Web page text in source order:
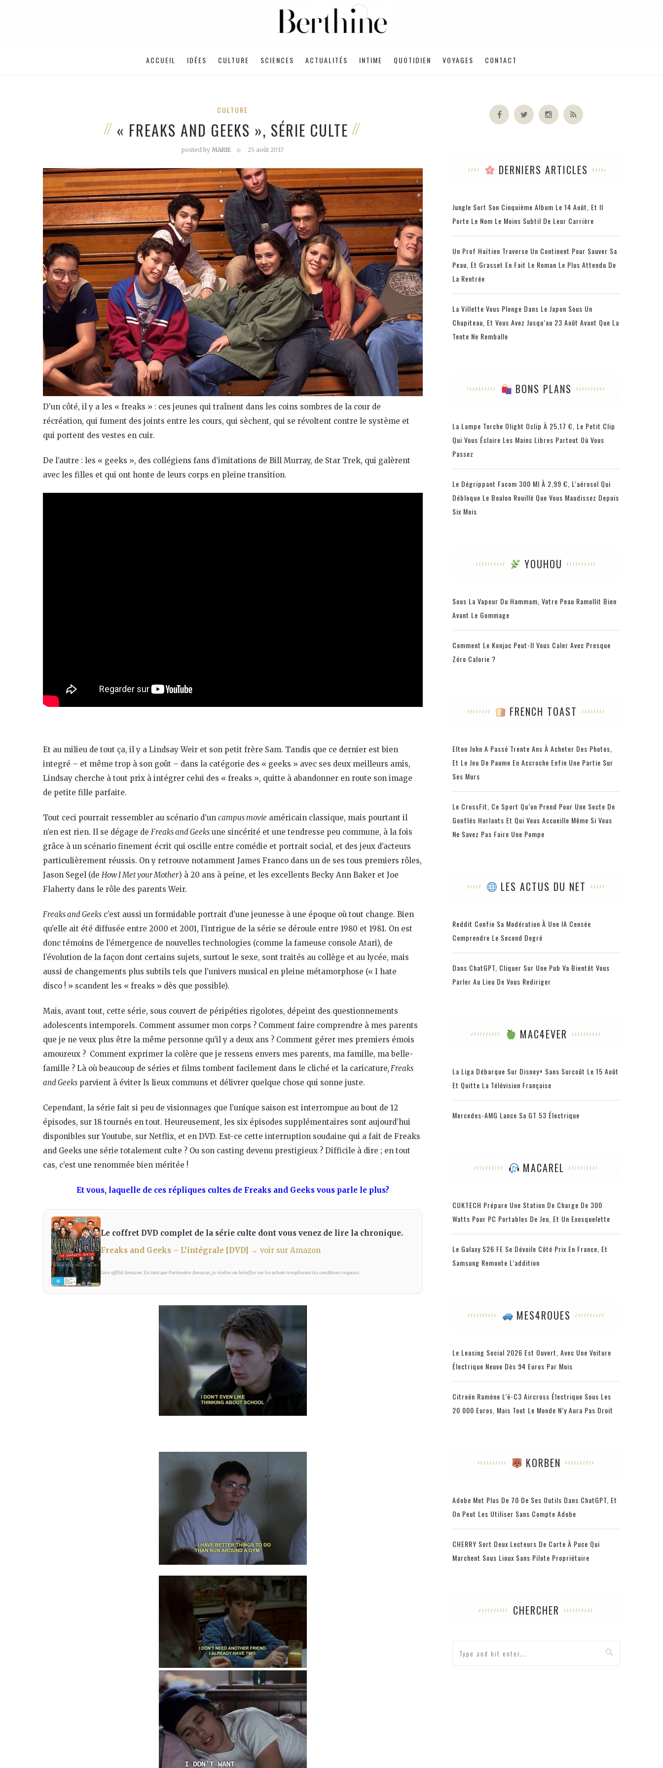
ACCUEIL IDÉES CULTURE SCIENCES ACTUALITÉS INTIME QUOTIDIEN VOYAGES CONTACT
CULTURE
« FREAKS AND GEEKS », SÉRIE CULTE
posted byMARIE 25 août 2017
D’un côté, il y a les « freaks » : ces jeunes qui traînent dans les coins sombres de la cour de
récréation, qui fument des joints entre les cours, qui sèchent, qui se révoltent contre le système et
qui portent des vestes en cuir.
De l’autre : les « geeks », des collégiens fans d’imitations de Bill Murray, de Star Trek, qui galèrent
avec les filles et qui ont honte de leurs corps en pleine transition.
Et au milieu de tout ça, il y a Lindsay Weir et son petit frère Sam. Tandis que ce dernier est bien
integré – et même trop à son goût – dans la catégorie des « geeks » avec ses deux meilleurs amis,
Lindsay cherche à tout prix à intégrer celui des « freaks », quitte à abandonner en route son image
de petite fille parfaite.
Tout ceci pourrait ressembler au scénario d’un campus movie américain classique, mais pourtant il
n’en est rien. Il se dégage de Freaks and Geeks une sincérité et une tendresse peu commune, à la fois
grâce à un scénario finement écrit qui oscille entre comédie et portrait social, et des jeux d’acteurs
particulièrement réussis. On y retrouve notamment James Franco dans un de ses tous premiers rôles,
Jason Segel (de How I Met your Mother) à 20 ans à peine, et les excellents Becky Ann Baker et Joe
Flaherty dans le rôle des parents Weir.
Freaks and Geeks c’est aussi un formidable portrait d’une jeunesse à une époque où tout change. Bien
qu’elle ait été diffusée entre 2000 et 2001, l’intrigue de la série se déroule entre 1980 et 1981. On est
donc témoins de l’émergence de nouvelles technologies (comme la fameuse console Atari), de
l’évolution de la façon dont certains sujets, surtout le sexe, sont traités au collège et au lycée, mais
aussi de changements plus subtils tels que l’univers musical en pleine métamorphose (« I hate
disco ! » scandent les « freaks » dès que possible).
Mais, avant tout, cette série, sous couvert de péripéties rigolotes, dépeint des questionnements
adolescents intemporels. Comment assumer mon corps ? Comment faire comprendre à mes parents
que je ne veux plus être la même personne qu’il y a deux ans ? Comment gérer mes premiers émois
amoureux ? Comment exprimer la colère que je ressens envers mes parents, ma famille, ma belle-
famille ? Là où beaucoup de séries et films tombent facilement dans le cliché et la caricature, Freaks
and Geeks parvient à éviter ls lieux communs et délivrer quelque chose qui sonne juste.
Cependant, la série fait si peu de visionnages que l’unique saison est interrompue au bout de 12
épisodes, sur 18 tournés en tout. Heureusement, les six épisodes supplémentaires sont aujourd’hui
disponibles sur Youtube, sur Netflix, et en DVD. Est-ce cette interruption soudaine qui a fait de Freaks
and Geeks une série totalement culte ? Ou son casting devenu prestigieux ? Difficile à dire ; en tout
cas, c’est une renommée bien méritée !
Et vous, laquelle de ces répliques cultes de Freaks and Geeks vous parle le plus?
Le coffret DVD complet de la série culte dont vous venez de lire la chronique.
Freaks and Geeks – L’intégrale [DVD] → voir sur Amazon
Lien affilié Amazon. En tant que Partenaire Amazon, je réalise un bénéfice sur les achats remplissant les conditions requises.
DERNIERS ARTICLES
Jungle Sort Son Cinquième Album Le 14 Août, Et Il
Porte Le Nom Le Moins Subtil De Leur Carrière
Un Prof Haïtien Traverse Un Continent Pour Sauver Sa
Peau, Et Grasset En Fait Le Roman Le Plus Attendu De
La Rentrée
La Villette Vous Plonge Dans Le Japon Sous Un
Chapiteau, Et Vous Avez Jusqu’au 23 Août Avant Que La
Tente Ne Remballe
BONS PLANS
La Lampe Torche Olight Oclip À 25,17 €, Le Petit Clip
Qui Vous Éclaire Les Mains Libres Partout Où Vous
Passez
Le Dégrippant Facom 300 Ml À 2,99 €, L’aérosol Qui
Débloque Le Boulon Rouillé Que Vous Maudissez Depuis
Six Mois
YOUHOU
Sous La Vapeur Du Hammam, Votre Peau Ramollit Bien
Avant Le Gommage
Comment Le Konjac Peut-Il Vous Caler Avec Presque
Zéro Calorie ?
FRENCH TOAST
Elton John A Passé Trente Ans À Acheter Des Photos,
Et Le Jeu De Paume En Accroche Enfin Une Partie Sur
Ses Murs
Le CrossFit, Ce Sport Qu’on Prend Pour Une Secte De
Gonflés Hurlants Et Qui Vous Accueille Même Si Vous
Ne Savez Pas Faire Une Pompe
LES ACTUS DU NET
Reddit Confie Sa Modération À Une IA Censée
Comprendre Le Second Degré
Dans ChatGPT, Cliquer Sur Une Pub Va Bientôt Vous
Parler Au Lieu De Vous Rediriger
MAC4EVER
La Liga Débarque Sur Disney+ Sans Surcoût Le 15 Août
Et Quitte La Télévision Française
Mercedes-AMG Lance Sa GT 53 Électrique
MACAREL
CUKTECH Prépare Une Station De Charge De 300
Watts Pour PC Portables De Jeu, Et Un Exosquelette
Le Galaxy S26 FE Se Dévoile Côté Prix En France, Et
Samsung Remonte L’addition
MES4ROUES
Le Leasing Social 2026 Est Ouvert, Avec Une Voiture
Électrique Neuve Dès 94 Euros Par Mois
Citroën Ramène L’ë-C3 Aircross Électrique Sous Les
20 000 Euros, Mais Tout Le Monde N’y Aura Pas Droit
KORBEN
Adobe Met Plus De 70 De Ses Outils Dans ChatGPT, Et
On Peut Les Utiliser Sans Compte Adobe
CHERRY Sort Deux Lecteurs De Carte À Puce Qui
Marchent Sous Linux Sans Pilote Propriétaire
CHERCHER